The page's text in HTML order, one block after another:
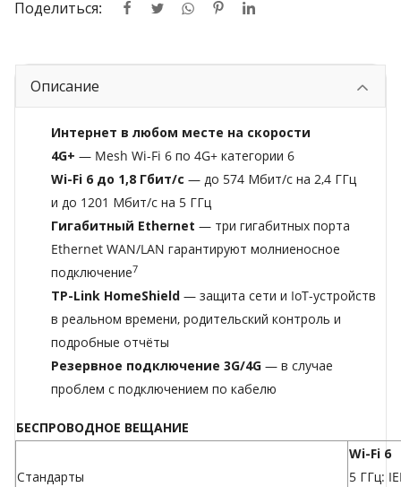
Поделиться:
Описание
Интернет в любом месте на скорости
4G+ — Mesh Wi-Fi 6 по 4G+ категории 6
Wi-Fi 6 до 1,8 Гбит/с — до 574 Мбит/с на 2,4 ГГц
и до 1201 Мбит/с на 5 ГГц
Гигабитный Ethernet — три гигабитных порта
Ethernet WAN/LAN гарантируют молниеносное
подключение7
TP-Link HomeShield — защита сети и IoT-устройств
в реальном времени, родительский контроль и
подробные отчёты
Резервное подключение 3G/4G — в случае
проблем с подключением по кабелю
БЕСПРОВОДНОЕ ВЕЩАНИЕ
Стандарты
Wi-Fi 6
5 ГГц: